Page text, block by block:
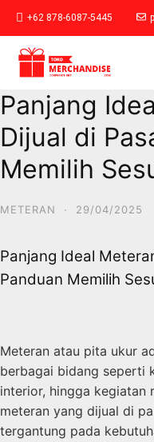
+62 878-6087-5445
Panjang
Dijual di
Memilih
METERAN · 29/04/2025
Panjang Ideal
Panduan Memilih
Meteran atau pita ukur
berbagai bidang seperti
interior, hingga kegiatan
meteran yang dijual di
tergantung pada